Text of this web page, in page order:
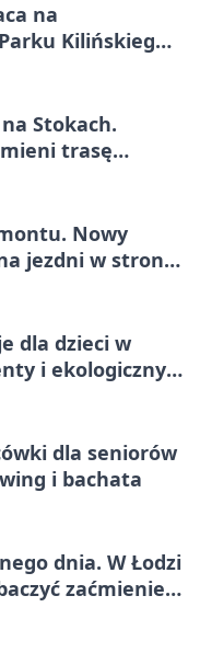
na
Kilińskiego
Stokach.
trasę
Nowy
jezdni w stronę
dla dzieci w
i ekologiczny
dla seniorów
i bachata
dnia. W Łodzi
zaćmienie i